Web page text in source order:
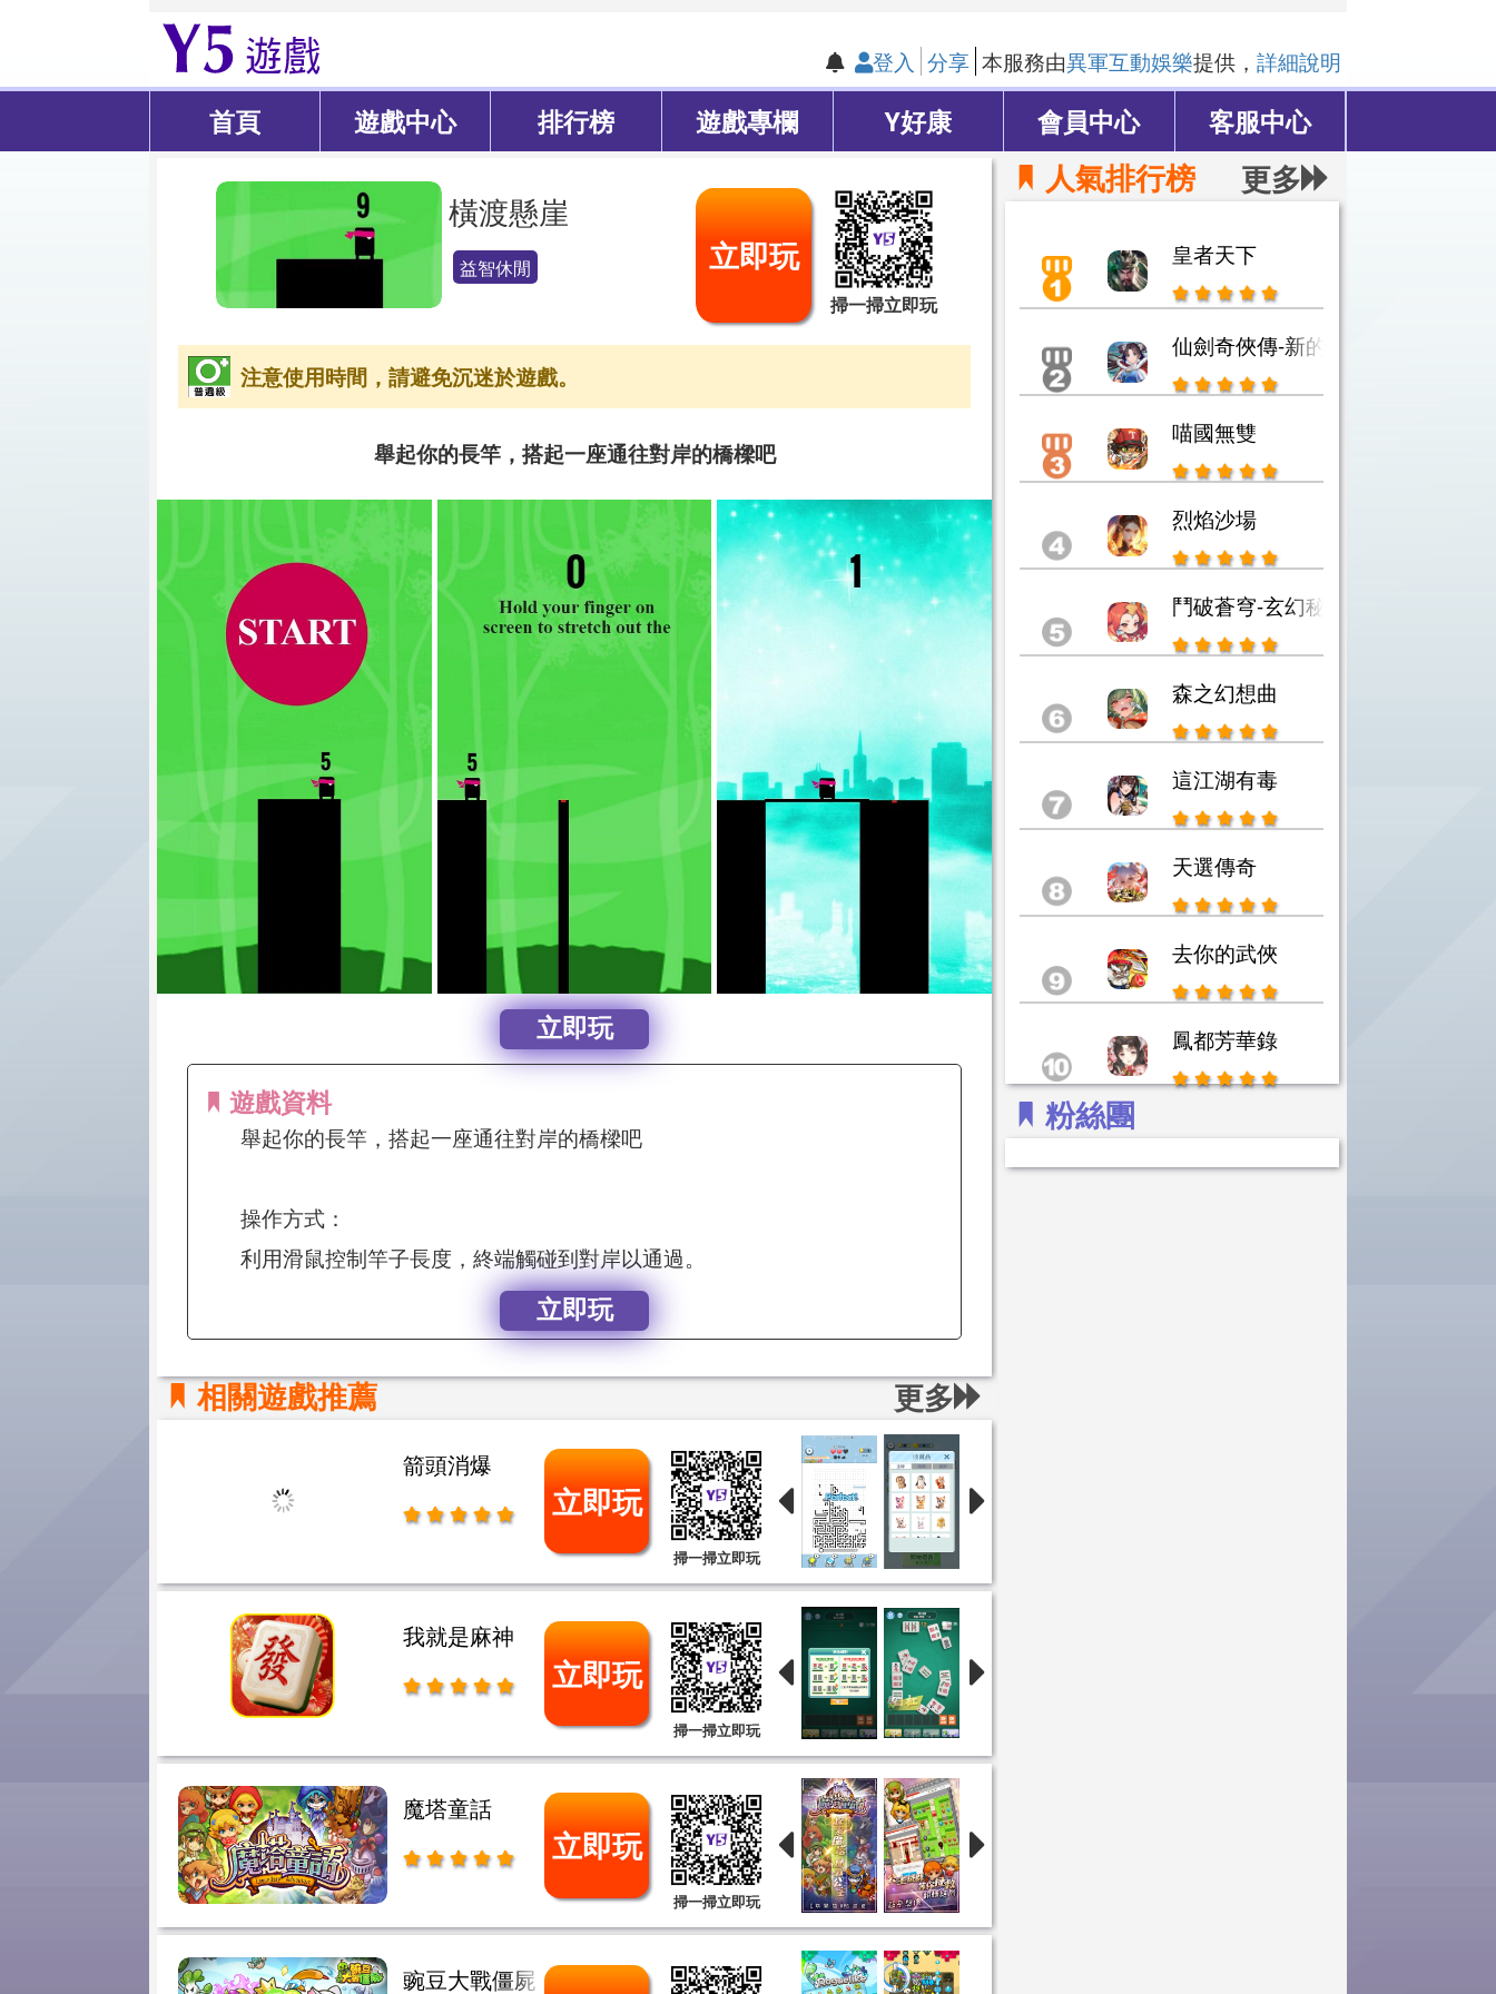
登入 分享 本服務由異軍互動娛樂提供， 詳細說明
首頁 遊戲中心 排行榜 遊戲專欄 Y好康 會員中心 客服中心
人氣排行榜 更多
皇者天下
仙劍奇俠傳-新的開始
喵國無雙
烈焰沙場
鬥破蒼穹-玄幻秘藏
森之幻想曲
這江湖有毒
天選傳奇
去你的武俠
鳳都芳華錄
粉絲團
橫渡懸崖
益智休閒 立即玩
掃一掃立即玩
注意使用時間，請避免沉迷於遊戲。
舉起你的長竿，搭起一座通往對岸的橋樑吧
立即玩
遊戲資料
舉起你的長竿，搭起一座通往對岸的橋樑吧
操作方式：
利用滑鼠控制竿子長度，終端觸碰到對岸以通過。
立即玩
相關遊戲推薦 更多
箭頭消爆
立即玩
掃一掃立即玩
我就是麻神
立即玩
掃一掃立即玩
魔塔童話
立即玩
掃一掃立即玩
豌豆大戰僵屍